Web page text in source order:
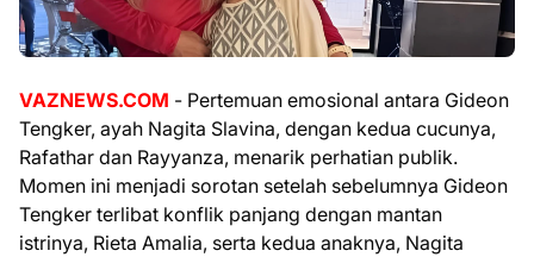
VAZNEWS.COM - Pertemuan emosional antara Gideon
Tengker, ayah Nagita Slavina, dengan kedua cucunya,
Rafathar dan Rayyanza, menarik perhatian publik.
Momen ini menjadi sorotan setelah sebelumnya Gideon
Tengker terlibat konflik panjang dengan mantan
istrinya, Rieta Amalia, serta kedua anaknya, Nagita